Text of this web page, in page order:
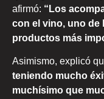
afirmó: “Los
con el vino, uno de
productos más
Asimismo, explicó
teniendo mucho
muchísimo que